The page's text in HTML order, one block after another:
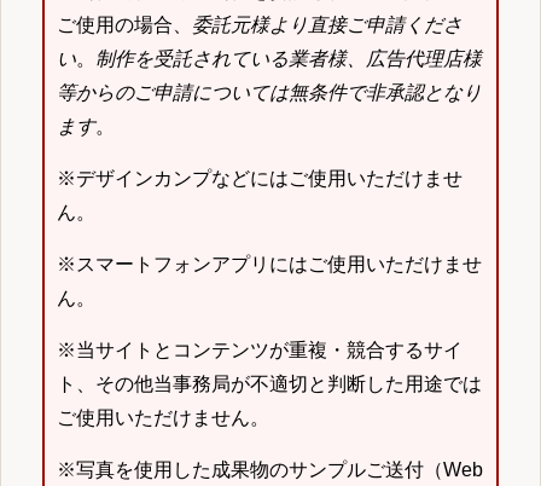
ご使用の場合、 委託元様より直接ご申請くださ
い。 制作を受託されている業者様、広告代理店様
等からのご申請については無条件で非承認となり
ます。
※デザインカンプなどにはご使用いただけませ
ん。
※スマートフォンアプリにはご使用いただけませ
ん。
※当サイトとコンテンツが重複・競合するサイ
ト、その他当事務局が不適切と判断した用途では
ご使用いただけません。
※写真を使用した成果物のサンプルご送付（Web